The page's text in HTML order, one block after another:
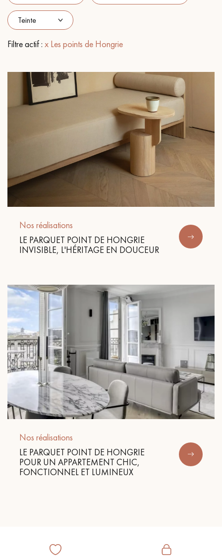
PARQUET VIEILLI
Nos conseillers sont disponibles au
28 79 01 41
VOUS AVEZ UN PROJET ?
pas dans le choix et la pose de votre parquet.
Un expert Décoplus Parquets vous appelle
Demandez un rendez-vous personnalisé
Obtenez un devis gratuit !
Filtre actif : x Les points de Hongrie
Nos réalisations
LE PARQUET POINT DE HONGRIE
INVISIBLE, L'HÉRITAGE EN DOUCEUR
Nos réalisations
LE PARQUET POINT DE HONGRIE
POUR UN APPARTEMENT CHIC,
FONCTIONNEL ET LUMINEUX